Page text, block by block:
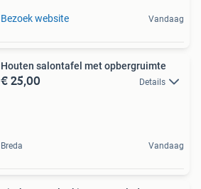
Bezoek website Vandaag
Houten salontafel met opbergruimte
€ 25,00 Details
Breda Vandaag